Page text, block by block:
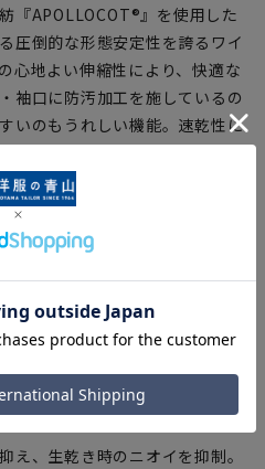
『APOLLOCOT®』を使用した
圧倒的な形態安定性を誇るワイ
心地よい伸縮性により、快適な
袖口に防汚加工を施しているの
いのもうれしい機能。速乾性に
。
」の後継商品です。原材料の高
チ性をプラス、快適なシャツに
え、生乾き時のニオイを抑制。